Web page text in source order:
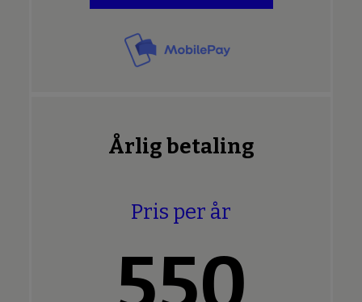
Årlig betaling
Pris per år